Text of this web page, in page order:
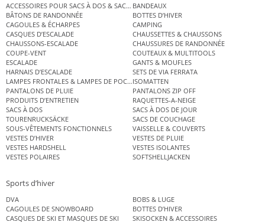
ACCESSOIRES POUR SACS À DOS & SACS ÉTANCHES
BANDEAUX
BÂTONS DE RANDONNÉE
BOTTES D’HIVER
CAGOULES & ÉCHARPES
CAMPING
CASQUES D’ESCALADE
CHAUSSETTES & CHAUSSONS
CHAUSSONS-ESCALADE
CHAUSSURES DE RANDONNÉE
COUPE-VENT
COUTEAUX & MULTITOOLS
ESCALADE
GANTS & MOUFLES
HARNAIS D’ESCALADE
SETS DE VIA FERRATA
LAMPES FRONTALES & LAMPES DE POCHEISOMATTEN
PANTALONS DE PLUIE
PANTALONS ZIP OFF
PRODUITS D’ENTRETIEN
RAQUETTES-A-NEIGE
SACS À DOS
SACS À DOS DE JOUR
TOURENRUCKSÄCKE
SACS DE COUCHAGE
SOUS-VÊTEMENTS FONCTIONNELS
VAISSELLE & COUVERTS
VESTES D’HIVER
VESTES DE PLUIE
VESTES HARDSHELL
VESTES ISOLANTES
VESTES POLAIRES
SOFTSHELLJACKEN
Sports d’hiver
DVA
BOBS & LUGE
CAGOULES DE SNOWBOARD
BOTTES D’HIVER
CASQUES DE SKI ET MASQUES DE SKI
SKISOCKEN & ACCESSOIRES